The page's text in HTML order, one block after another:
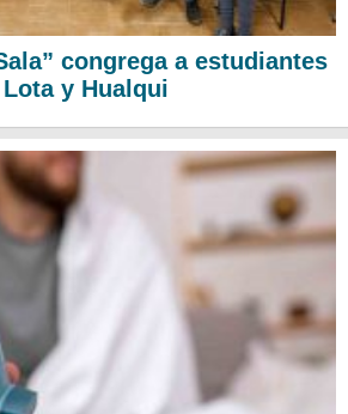
congrega a estudiantes
y Hualqui